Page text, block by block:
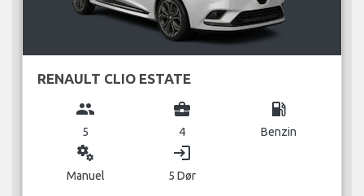
RENAULT CLIO ESTATE
group
5
business_center
4
local_gas_station
Benzin
miscellaneous_services
Manuel
login
5 Dør